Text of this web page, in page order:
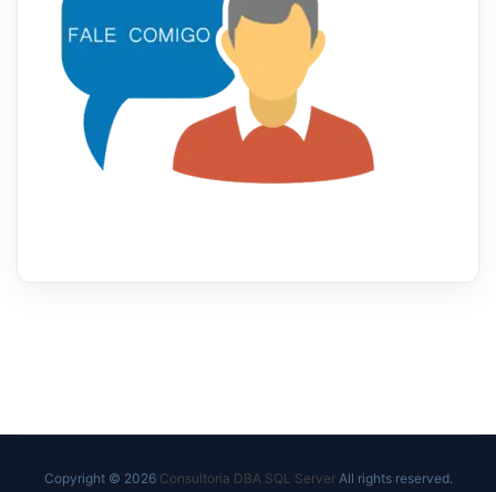
Copyright © 2026 Consultoria DBA SQL ServerAll rights reserved.